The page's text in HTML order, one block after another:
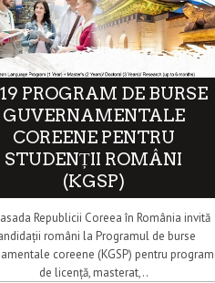
PROGRAM DE BURSE
GUVERNAMENTALE
COREENE PENTRU
STUDENȚII ROMÂNI
(KGSP)
Republicii Coreea în România invită
români la Programul de burse
coreene (KGSP) pentru
de licență, masterat,..